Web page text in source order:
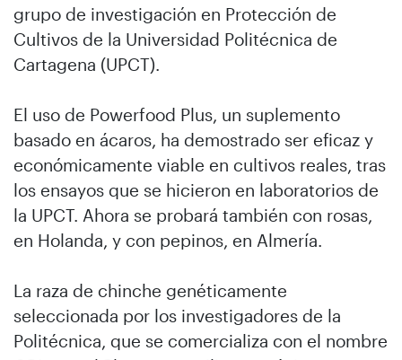
grupo de investigación en Protección de
Cultivos de la Universidad Politécnica de
Cartagena (UPCT).
El uso de Powerfood Plus, un suplemento
basado en ácaros, ha demostrado ser eficaz y
económicamente viable en cultivos reales, tras
los ensayos que se hicieron en laboratorios de
la UPCT. Ahora se probará también con rosas,
en Holanda, y con pepinos, en Almería.
La raza de chinche genéticamente
seleccionada por los investigadores de la
Politécnica, que se comercializa con el nombre